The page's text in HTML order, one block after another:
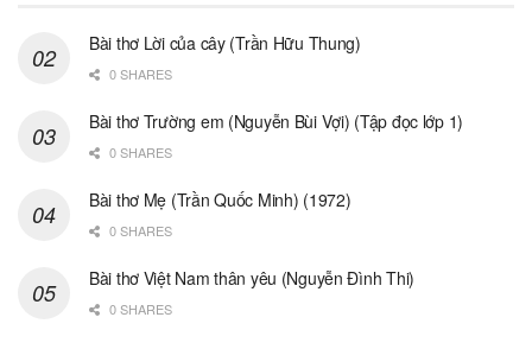
Bài thơ Lời của cây (Trần Hữu Thung)
0 SHARES
Bài thơ Trường em (Nguyễn Bùi Vợi) (Tập đọc lớp 1)
0 SHARES
Bài thơ Mẹ (Trần Quốc Minh) (1972)
0 SHARES
Bài thơ Việt Nam thân yêu (Nguyễn Đình Thi)
0 SHARES